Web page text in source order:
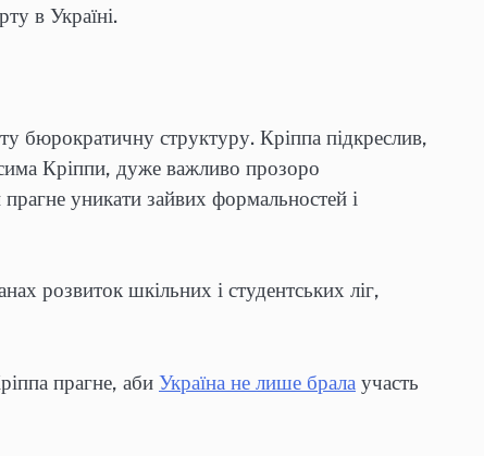
в Україні.
бюрократичну структуру. Кріппа підкреслив,
Кріппи, дуже важливо прозоро
прагне уникати зайвих формальностей і
розвиток шкільних і студентських ліг,
прагне, аби Україна не лише брала участь